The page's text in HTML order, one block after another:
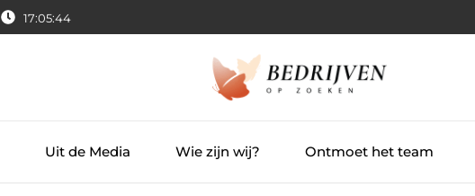
17:05:45
Uit de Media Wie zijn wij? Ontmoet het team